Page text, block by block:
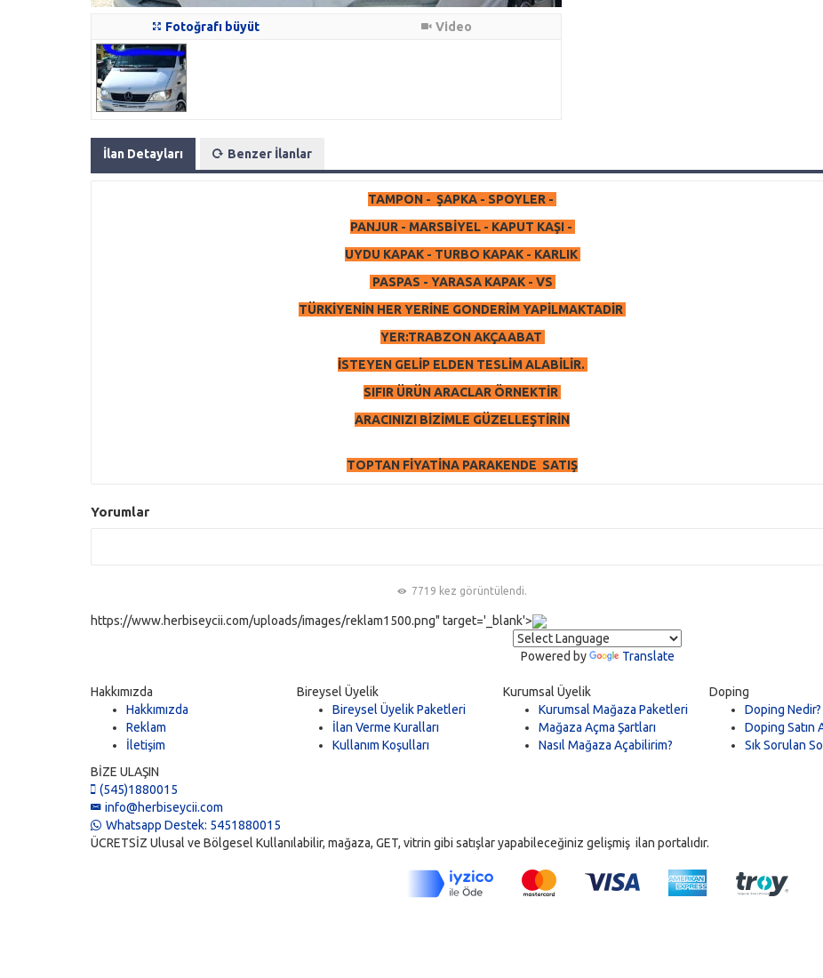
Fotoğrafı büyüt Video
İlan Detayları Benzer İlanlar
TAMPON - ŞAPKA - SPOYLER -
PANJUR - MARSBİYEL - KAPUT KAŞI -
UYDU KAPAK - TURBO KAPAK - KARLIK
PASPAS - YARASA KAPAK - VS
TÜRKİYENİN HER YERİNE GONDERİM YAPİLMAKTADİR
YER:TRABZON AKÇAABAT
İSTEYEN GELİP ELDEN TESLİM ALABİLİR.
SIFIR ÜRÜN ARACLAR ÖRNEKTİR
ARACINIZI BİZİMLE GÜZELLEŞTİRİN
TOPTAN FİYATİNA PARAKENDE SATIŞ
Yorumlar
7719 kez görüntülendi.
https://www.herbiseycii.com/uploads/images/reklam1500.png" target='_blank'>
Powered by Translate
Hakkımızda
Hakkımızda
Reklam
İletişim
Bireysel Üyelik
Bireysel Üyelik Paketleri
İlan Verme Kuralları
Kullanım Koşulları
Kurumsal Üyelik
Kurumsal Mağaza Paketleri
Mağaza Açma Şartları
Nasıl Mağaza Açabilirim?
Doping
Doping Nedir?
Doping Satın
Sık Sorulan
BİZE ULAŞIN
(545)1880015
info@herbiseycii.com
Whatsapp Destek: 5451880015
ÜCRETSİZ Ulusal ve Bölgesel Kullanılabilir, mağaza, GET, vitrin gibi satışlar yapabileceğiniz gelişmiş ilan portalıdır.